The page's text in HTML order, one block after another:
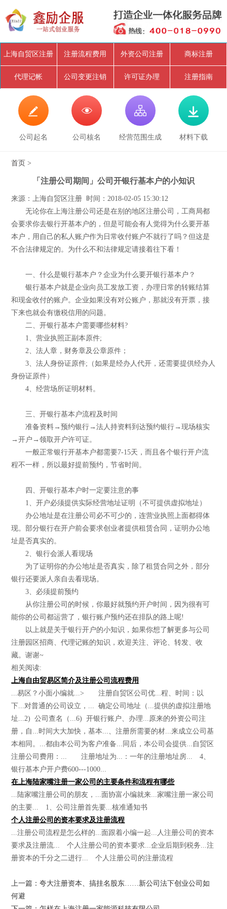
上海自贸区注册 注册流程费用 外资公司注册 商标注册
代理记帐 公司变更注销 许可证办理 注册指南

公司起名

公司核名

经营范围生成

材料下载
首页 >
「注册公司期间」公司开银行基本户的小知识
来源：上海自贸区注册 时间：2018-02-05 15:30:12
无论你在上海注册公司还是在别的地区注册公司，工商局都
会要求你去银行开基本户的，但是可能会有人觉得为什么要开基
本户，用自己的私人账户作为日常收付账户不就行了吗？但这是
不合法律规定的。为什么不和法律规定请接着往下看！
一、什么是银行基本户？企业为什么要开银行基本户？
银行基本户就是企业向员工发放工资，办理日常的转账结算
和现金收付的账户。企业如果没有对公账户，那就没有开票，接
下来也就会有缴税信用的问题。
二、开银行基本户需要哪些材料?
1、营业执照正副本原件;
2、法人章，财务章及公章原件；
3、法人身份证原件;（如果是经办人代开，还需要提供经办人
身份证原件）
4、经营场所证明材料。
三、开银行基本户流程及时间
准备资料→预约银行→法人持资料到达预约银行→现场核实
→开户→领取开户许可证。
一般正常银行开基本户都需要7-15天，而且各个银行开户流
程不一样，所以最好提前预约，节省时间。
四、开银行基本户时一定要注意的事
1、开户必须提供实际经营地址证明（不可提供虚拟地址）
办公地址是在注册公司必不可少的，连营业执照上面都得体
现。部分银行在开户前会要求创业者提供租赁合同，证明办公地
址是否真实的。
2、银行会派人看现场
为了证明你的办公地址是否真实，除了租赁合同之外，部分
银行还要派人亲自去看现场。
3、必须提前预约
从你注册公司的时候，你最好就预约开户时间，因为很有可
能你的公司都运营了，银行账户预约还在排队的路上呢!
以上就是关于银行开户的小知识，如果你想了解更多与公司
注册园区招商、代理记账的知识，欢迎关注、评论、转发、收
藏。谢谢~
相关阅读:
上海自由贸易区简介及注册公司流程费用
...易区？小面小编就...> 注册自贸区公司优...程、时间：以
下...对普通的公司设立，... 确定公司地址（...提供的虚拟注册地
址...2) 公司查名（...6) 开银行账户、办理...原来的外资公司注
册，自...时间大大加快，基本...、注册所需要的材...来成立公司基
本相同。...都由本公司为客户准备...同后，本公司会提供...自贸区
注册公司费用：... 注册地址为...：一年的注册地址房... 4、
银行基本户开户费600---1000...
在上海陆家嘴注册一家公司的主要条件和流程有哪些
...陆家嘴注册公司的朋友，...面协富小编就来...家嘴注册一家公司
的主要... 1、公司注册首先要...核准通知书
个人注册公司的资本要求及注册流程
...注册公司流程是怎么样的...面跟着小编一起...人注册公司的资本
要求及注册流... 个人注册公司的资本要求...企业后期到税务...注
册资本的千分之二进行... 个人注册公司的注册流程
上一篇：夸大注册资本、搞挂名股东……新公司法下创业公司如
何避